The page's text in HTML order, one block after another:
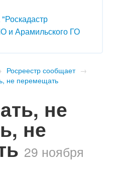
и Арамильского ГО
Росреестр сообщает →
не перемещать
не
не
29 ноября